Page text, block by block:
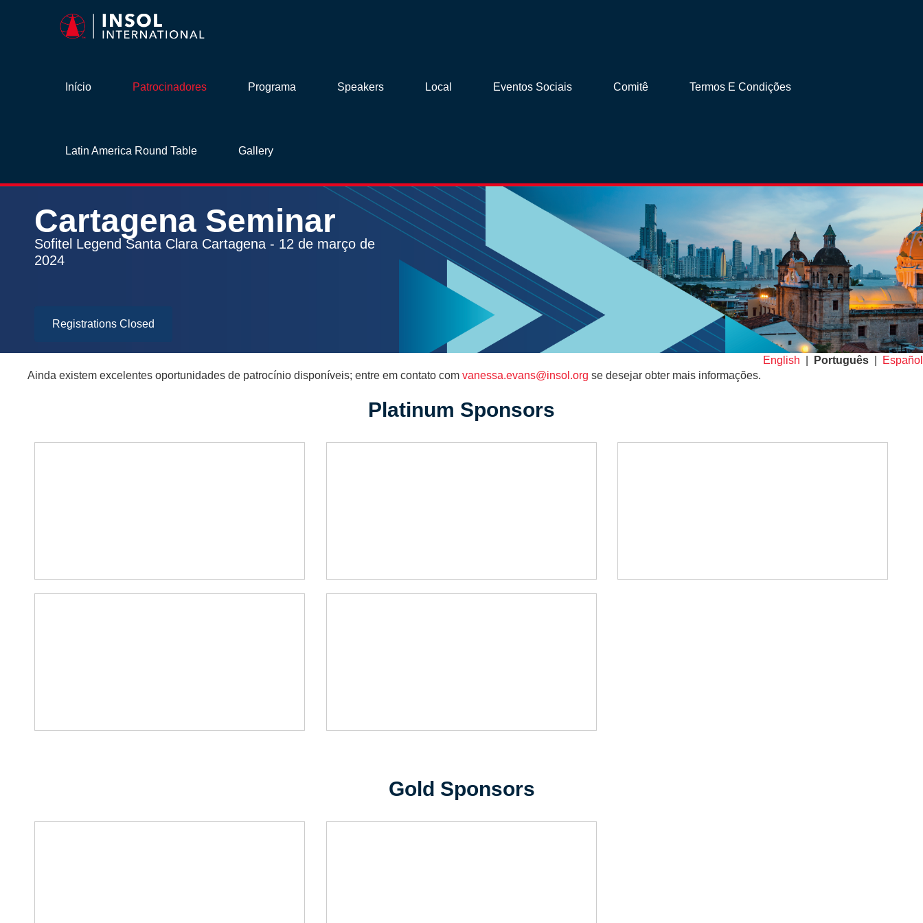
Início Patrocinadores Programa Speakers Local Eventos Sociais Comitê Termos E Condições
Latin America Round Table Gallery
Cartagena Seminar
Sofitel Legend Santa Clara Cartagena - 12 de março de
2024
Registrations Closed
English Português
Español
Ainda existem excelentes oportunidades de patrocínio disponíveis; entre em contato com vanessa.evans@insol.org se desejar obter mais informações.
Platinum Sponsors
Gold Sponsors